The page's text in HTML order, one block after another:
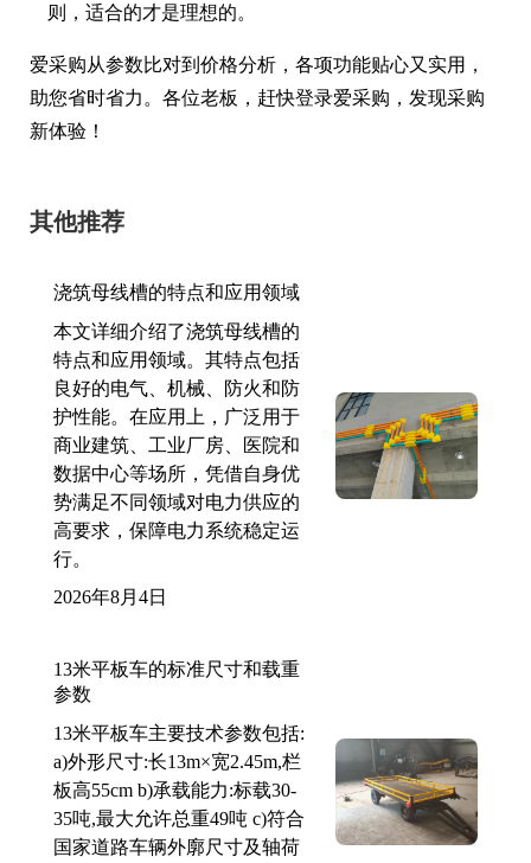
则，适合的才是理想的。
爱采购从参数比对到价格分析，各项功能贴心又实用，
助您省时省力。各位老板，赶快登录爱采购，发现采购
新体验！
其他推荐
浇筑母线槽的特点和应用领域
本文详细介绍了浇筑母线槽的
特点和应用领域。其特点包括
良好的电气、机械、防火和防
护性能。在应用上，广泛用于
商业建筑、工业厂房、医院和
数据中心等场所，凭借自身优
势满足不同领域对电力供应的
高要求，保障电力系统稳定运
行。
2026年8月4日
13米平板车的标准尺寸和载重
参数
13米平板车主要技术参数包括:
a)外形尺寸:长13m×宽2.45m,栏
板高55cm b)承载能力:标载30-
35吨,最大允许总重49吨 c)符合
国家道路车辆外廓尺寸及轴荷